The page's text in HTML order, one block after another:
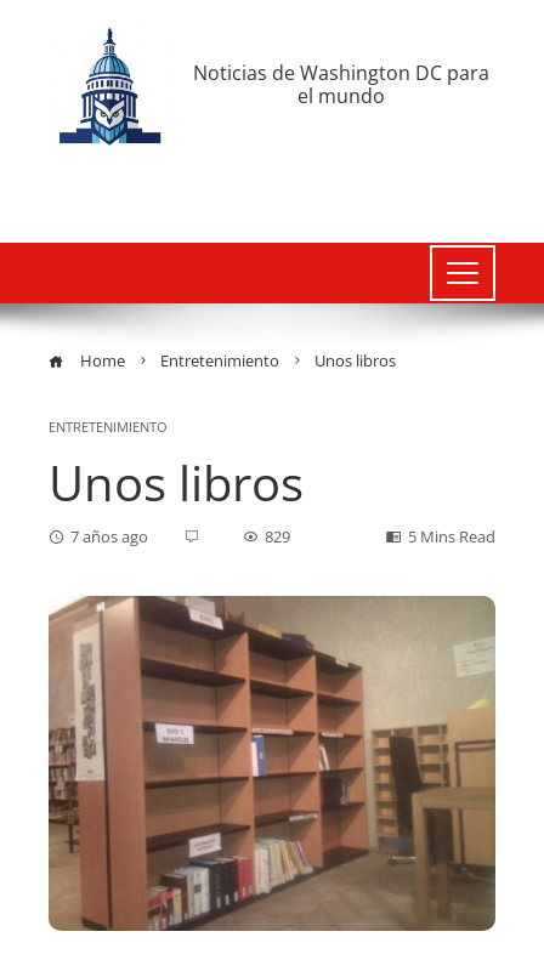
Noticias de Washington DC para
el mundo
Home Entretenimiento Unos libros
ENTRETENIMIENTO
Unos libros
7 años ago 829 5 Mins Read